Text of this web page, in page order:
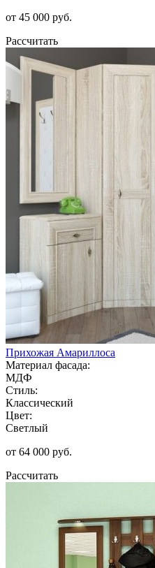
от 45 000 руб.
Рассчитать
Прихожая Амариллоса
Материал фасада:
МДФ
Стиль:
Классический
Цвет:
Светлый
от 64 000 руб.
Рассчитать